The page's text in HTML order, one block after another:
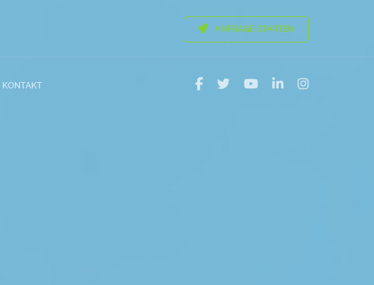
ANFRAGE STARTEN
KONTAKT